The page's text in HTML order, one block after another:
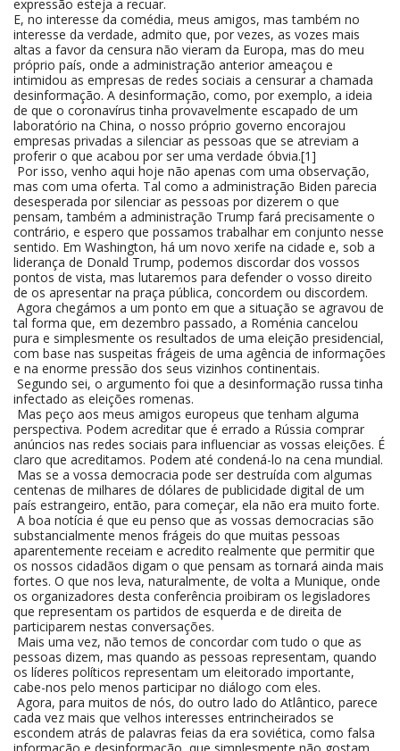
expressão esteja a recuar.
E, no interesse da comédia, meus amigos, mas também no
interesse da verdade, admito que, por vezes, as vozes mais
altas a favor da censura não vieram da Europa, mas do meu
próprio país, onde a administração anterior ameaçou e
intimidou as empresas de redes sociais a censurar a chamada
desinformação. A desinformação, como, por exemplo, a ideia
de que o coronavírus tinha provavelmente escapado de um
laboratório na China, o nosso próprio governo encorajou
empresas privadas a silenciar as pessoas que se atreviam a
proferir o que acabou por ser uma verdade óbvia.[1]
Por isso, venho aqui hoje não apenas com uma observação,
mas com uma oferta. Tal como a administração Biden parecia
desesperada por silenciar as pessoas por dizerem o que
pensam, também a administração Trump fará precisamente o
contrário, e espero que possamos trabalhar em conjunto nesse
sentido. Em Washington, há um novo xerife na cidade e, sob a
liderança de Donald Trump, podemos discordar dos vossos
pontos de vista, mas lutaremos para defender o vosso direito
de os apresentar na praça pública, concordem ou discordem.
Agora chegámos a um ponto em que a situação se agravou de
tal forma que, em dezembro passado, a Roménia cancelou
pura e simplesmente os resultados de uma eleição presidencial,
com base nas suspeitas frágeis de uma agência de informações
e na enorme pressão dos seus vizinhos continentais.
Segundo sei, o argumento foi que a desinformação russa tinha
infectado as eleições romenas.
Mas peço aos meus amigos europeus que tenham alguma
perspectiva. Podem acreditar que é errado a Rússia comprar
anúncios nas redes sociais para influenciar as vossas eleições. É
claro que acreditamos. Podem até condená-lo na cena mundial.
Mas se a vossa democracia pode ser destruída com algumas
centenas de milhares de dólares de publicidade digital de um
país estrangeiro, então, para começar, ela não era muito forte.
A boa notícia é que eu penso que as vossas democracias são
substancialmente menos frágeis do que muitas pessoas
aparentemente receiam e acredito realmente que permitir que
os nossos cidadãos digam o que pensam as tornará ainda mais
fortes. O que nos leva, naturalmente, de volta a Munique, onde
os organizadores desta conferência proibiram os legisladores
que representam os partidos de esquerda e de direita de
participarem nestas conversações.
Mais uma vez, não temos de concordar com tudo o que as
pessoas dizem, mas quando as pessoas representam, quando
os líderes políticos representam um eleitorado importante,
cabe-nos pelo menos participar no diálogo com eles.
Agora, para muitos de nós, do outro lado do Atlântico, parece
cada vez mais que velhos interesses entrincheirados se
escondem atrás de palavras feias da era soviética, como falsa